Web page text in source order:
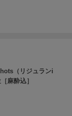
（リジュランi
麻酔込］